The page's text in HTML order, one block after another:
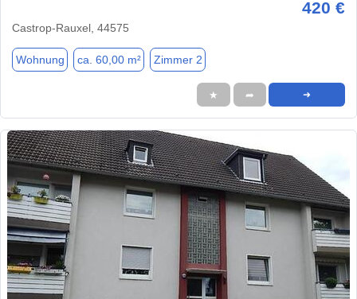
420 €
Castrop-Rauxel, 44575
Wohnung ca. 60,00 m² Zimmer 2
★ ➦ ➜